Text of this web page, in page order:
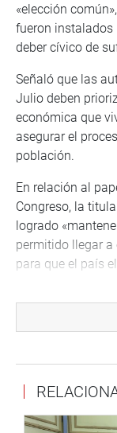
«elección
fueron instalados
deber cívico de
Señaló que las
Julio deben
económica que
asegurar el
población.
En relación al
Congreso, la
logrado
permitido llegar a
para que el país
En otro
de censura
el Perú.
«Lo importante